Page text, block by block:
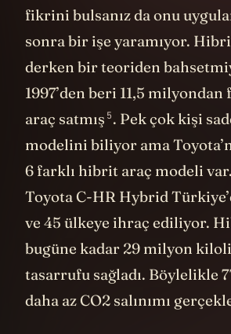
fikrini bulsanız da onu
sonra bir işe yaramıyor.
derken bir teoriden
1997’den beri 11,5
araç satmış 5. Pek çok kişi
modelini biliyor ama
6 farklı hibrit araç modeli
Toyota C-HR Hybrid
ve 45 ülkeye ihraç ediliyor.
bugüne kadar 29 milyon
tasarrufu sağladı. Böylelikle
daha az CO2 salınımı